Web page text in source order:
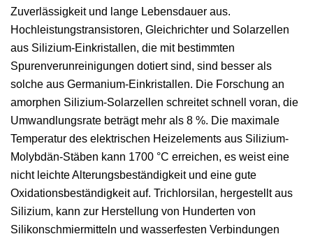
Zuverlässigkeit und lange Lebensdauer aus.
Hochleistungstransistoren, Gleichrichter und Solarzellen
aus Silizium-Einkristallen, die mit bestimmten
Spurenverunreinigungen dotiert sind, sind besser als
solche aus Germanium-Einkristallen. Die Forschung an
amorphen Silizium-Solarzellen schreitet schnell voran, die
Umwandlungsrate beträgt mehr als 8 %. Die maximale
Temperatur des elektrischen Heizelements aus Silizium-
Molybdän-Stäben kann 1700 °C erreichen, es weist eine
nicht leichte Alterungsbeständigkeit und eine gute
Oxidationsbeständigkeit auf. Trichlorsilan, hergestellt aus
Silizium, kann zur Herstellung von Hunderten von
Silikonschmiermitteln und wasserfesten Verbindungen